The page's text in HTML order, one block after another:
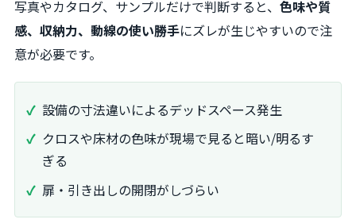
写真やカタログ、サンプルだけで判断すると、 色味や質
感、収納力、動線の使い勝手にズレが生じやすいので注
意が必要です。
設備の寸法違いによるデッドスペース発生
クロスや床材の色味が現場で見ると暗い/明るす
ぎる
扉・引き出しの開閉がしづらい